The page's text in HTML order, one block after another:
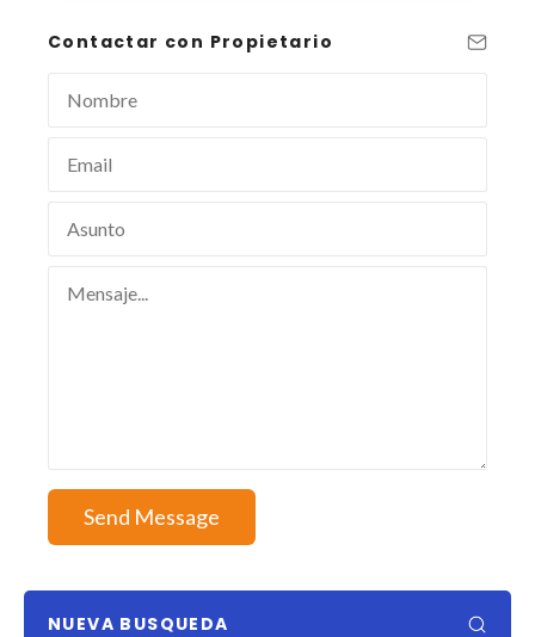
Contactar con Propietario
Send Message
NUEVA BUSQUEDA